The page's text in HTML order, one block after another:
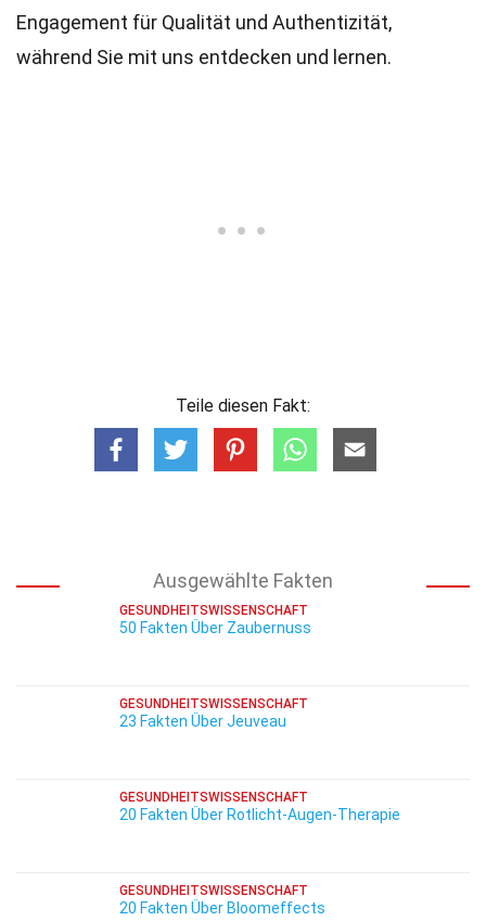
Engagement für Qualität und Authentizität,
während Sie mit uns entdecken und lernen.
Teile diesen Fakt:
Ausgewählte Fakten
GESUNDHEITSWISSENSCHAFT
50 Fakten Über Zaubernuss
GESUNDHEITSWISSENSCHAFT
23 Fakten Über Jeuveau
GESUNDHEITSWISSENSCHAFT
20 Fakten Über Rotlicht-Augen-Therapie
GESUNDHEITSWISSENSCHAFT
20 Fakten Über Bloomeffects